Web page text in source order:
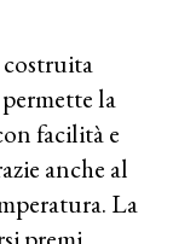
la
facilità e
anche al
La